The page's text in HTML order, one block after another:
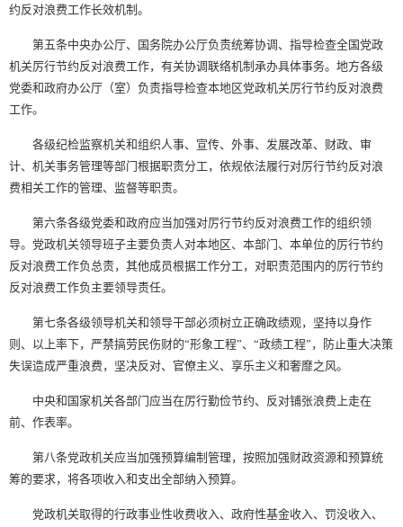
约反对浪费工作长效机制。
第五条中央办公厅、国务院办公厅负责统筹协调、指导检查全国党政
机关厉行节约反对浪费工作，有关协调联络机制承办具体事务。地方各级
党委和政府办公厅（室）负责指导检查本地区党政机关厉行节约反对浪费
工作。
各级纪检监察机关和组织人事、宣传、外事、发展改革、财政、审
计、机关事务管理等部门根据职责分工，依规依法履行对厉行节约反对浪
费相关工作的管理、监督等职责。
第六条各级党委和政府应当加强对厉行节约反对浪费工作的组织领
导。党政机关领导班子主要负责人对本地区、本部门、本单位的厉行节约
反对浪费工作负总责，其他成员根据工作分工，对职责范围内的厉行节约
反对浪费工作负主要领导责任。
第七条各级领导机关和领导干部必须树立正确政绩观，坚持以身作
则、以上率下，严禁搞劳民伤财的“形象工程”、“政绩工程”，防止重大决策
失误造成严重浪费，坚决反对、官僚主义、享乐主义和奢靡之风。
中央和国家机关各部门应当在厉行勤俭节约、反对铺张浪费上走在
前、作表率。
第八条党政机关应当加强预算编制管理，按照加强财政资源和预算统
筹的要求，将各项收入和支出全部纳入预算。
党政机关取得的行政事业性收费收入、政府性基金收入、罚没收入、